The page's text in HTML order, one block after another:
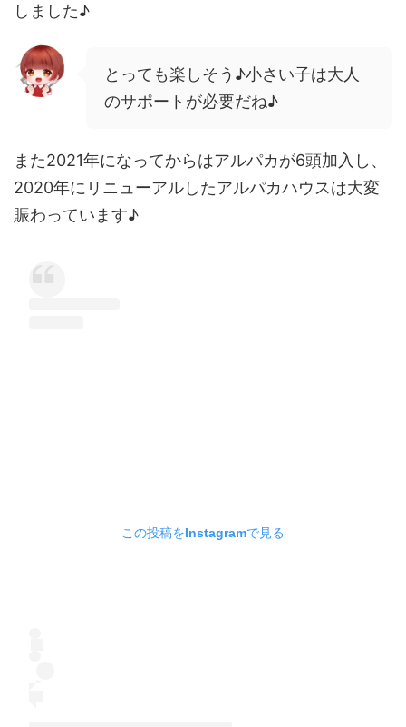
しました♪
とっても楽しそう♪小さい子は大人
のサポートが必要だね♪
また2021年になってからはアルパカが6頭加入し、
2020年にリニューアルしたアルパカハウスは大変
賑わっています♪
この投稿をInstagramで見る